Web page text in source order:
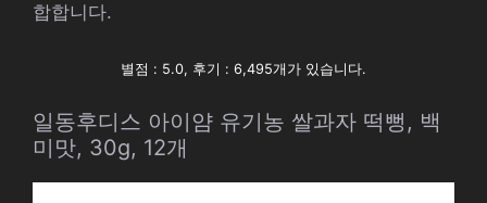
합합니다.
별점 : 5.0, 후기 : 6,495개가 있습니다.
일동후디스 아이얌 유기농 쌀과자 떡뻥, 백
미맛, 30g, 12개